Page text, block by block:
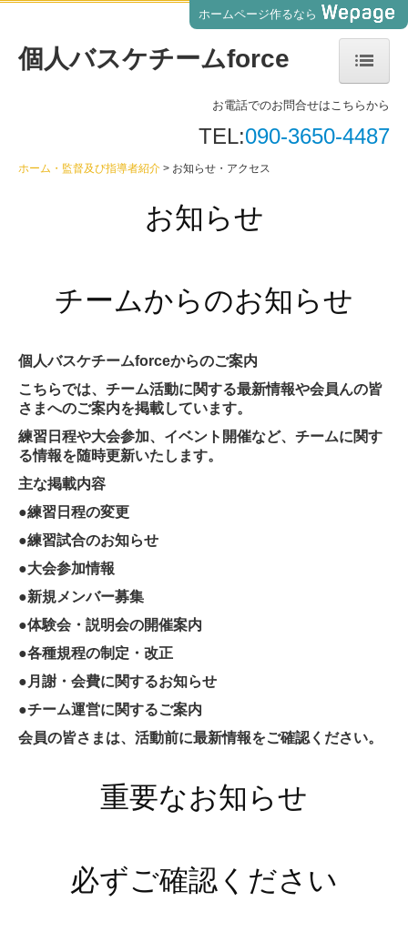
ホームページ作るなら
ホーム・監督及び指導者紹介
チーム運営情報・活動スケジュール
グッズ販売・お知らせ
お知らせ・アクセス
プライバシー関連・障害情報
よくある質問
お問合せ
個人バスケチームforce
お電話でのお問合せはこちらから
TEL:090-3650-4487
ホーム・監督及び指導者紹介 お知らせ・アクセス
お知らせ
チームからのお知らせ
個人バスケチームforceからのご案内
こちらでは、チーム活動に関する最新情報や会員んの皆
さまへのご案内を掲載しています。
練習日程や大会参加、イベント開催など、チームに関す
る情報を随時更新いたします。
主な掲載内容
●練習日程の変更
●練習試合のお知らせ
●大会参加情報
●新規メンバー募集
●体験会・説明会の開催案内
●各種規程の制定・改正
●月謝・会費に関するお知らせ
●チーム運営に関するご案内
会員の皆さまは、活動前に最新情報をご確認ください。
重要なお知らせ
必ずご確認ください